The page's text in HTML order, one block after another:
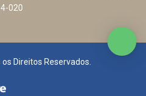
020
Direitos Reservados.